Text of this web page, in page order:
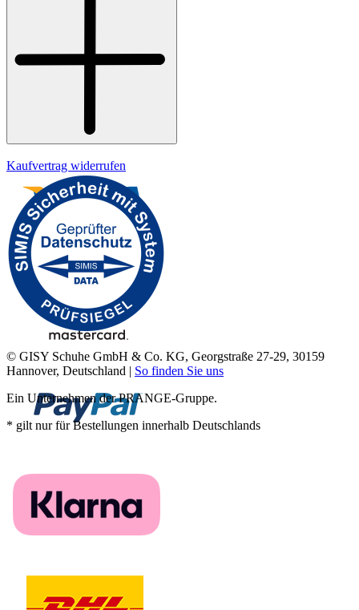
Kaufvertrag widerrufen
© GISY Schuhe GmbH & Co. KG, Georgstraße 27-29, 30159
Hannover, Deutschland | So finden Sie uns
Ein Unternehmen der PRANGE-Gruppe.
* gilt nur für Bestellungen innerhalb Deutschlands